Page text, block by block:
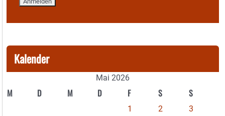
Kalender
Mai 2026
M D M D F S S
1 2
3